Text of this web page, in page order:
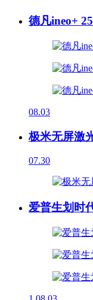
德凡ineo+
08.03
极米无屏激
07.30
爱普生划时